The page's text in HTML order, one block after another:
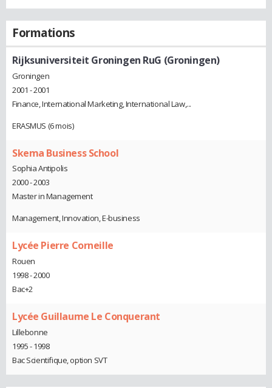
Formations
Rijksuniversiteit Groningen RuG (Groningen)
Groningen
2001 - 2001
Finance, International Marketing, International Law,...
ERASMUS (6 mois)
Skema Business School
Sophia Antipolis
2000 - 2003
Master in Management
Management, Innovation, E-business
Lycée Pierre Corneille
Rouen
1998 - 2000
Bac+2
Lycée Guillaume Le Conquerant
Lillebonne
1995 - 1998
Bac Scientifique, option SVT